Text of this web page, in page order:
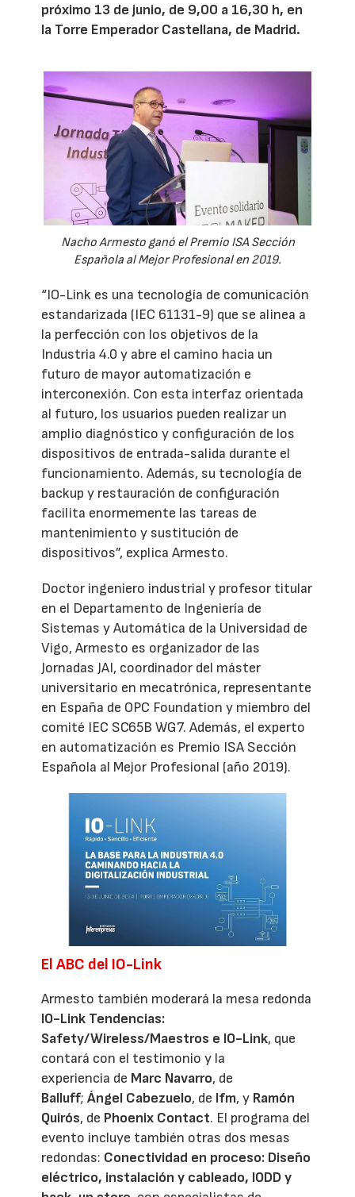
próximo 13 de junio, de 9,00 a 16,30 h, en
la Torre Emperador Castellana, de Madrid.
Nacho Armesto ganó el Premio ISA Sección
Española al Mejor Profesional en 2019.
“IO-Link es una tecnología de comunicación
estandarizada (IEC 61131-9) que se alinea a
la perfección con los objetivos de la
Industria 4.0 y abre el camino hacia un
futuro de mayor automatización e
interconexión. Con esta interfaz orientada
al futuro, los usuarios pueden realizar un
amplio diagnóstico y configuración de los
dispositivos de entrada-salida durante el
funcionamiento. Además, su tecnología de
backup y restauración de configuración
facilita enormemente las tareas de
mantenimiento y sustitución de
dispositivos”, explica Armesto.
Doctor ingeniero industrial y profesor titular
en el Departamento de Ingeniería de
Sistemas y Automática de la Universidad de
Vigo, Armesto es organizador de las
Jornadas JAI, coordinador del máster
universitario en mecatrónica, representante
en España de OPC Foundation y miembro del
comité IEC SC65B WG7. Además, el experto
en automatización es Premio ISA Sección
Española al Mejor Profesional (año 2019).
El ABC del IO-Link
Armesto también moderará la mesa redonda
IO-Link Tendencias:
Safety/Wireless/Maestros e IO-Link, que
contará con el testimonio y la
experiencia de Marc Navarro, de
Balluff;Ángel Cabezuelo, de Ifm, y Ramón
Quirós, de Phoenix Contact. El programa del
evento incluye también otras dos mesas
redondas: Conectividad en proceso: Diseño
eléctrico, instalación y cableado, IODD y